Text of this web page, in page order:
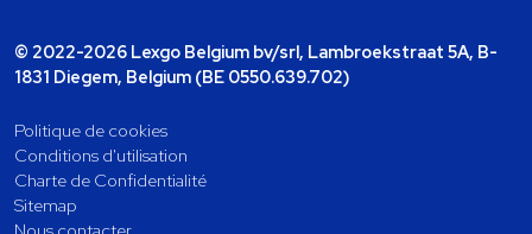
© 2022-2026 Lexgo Belgium bv/srl, Lambroekstraat 5A, B-
1831 Diegem, Belgium (BE 0550.639.702)
Politique de cookies
Conditions d'utilisation
Charte de Confidentialité
Sitemap